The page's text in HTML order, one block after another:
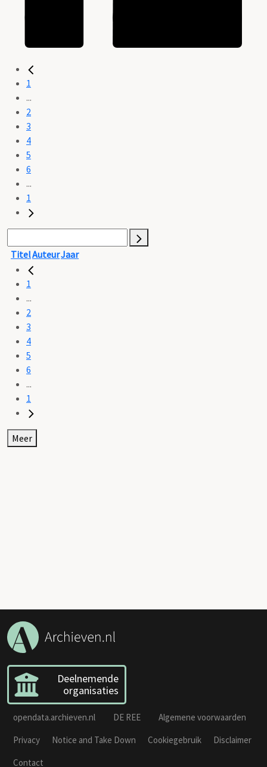
1
...
2
3
4
5
6
...
1
TitelAuteurJaar
1
...
2
3
4
5
6
...
1
Meer
Deelnemende
organisaties
opendata.archieven.nl DE REE
Algemene voorwaarden
Privacy
Notice and Take Down Cookiegebruik
Disclaimer
Contact